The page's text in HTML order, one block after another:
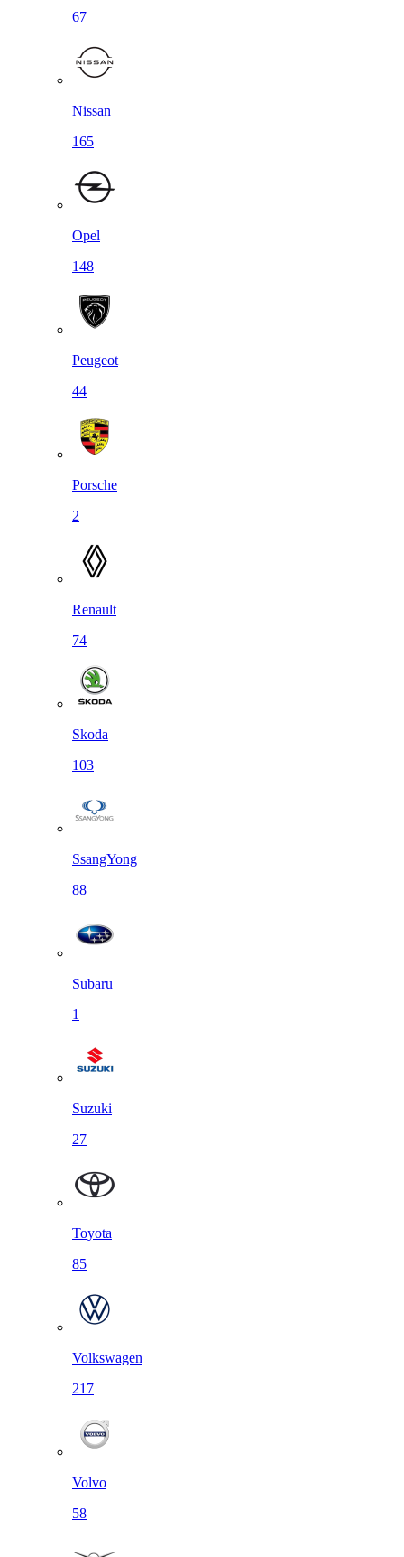
67
Nissan
165
Opel
148
Peugeot
44
Porsche
2
Renault
74
Skoda
103
SsangYong
88
Subaru
1
Suzuki
27
Toyota
85
Volkswagen
217
Volvo
58